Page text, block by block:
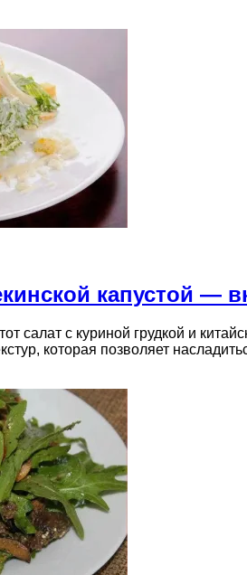
капустой —
с куриной грудкой и
которая позволяет